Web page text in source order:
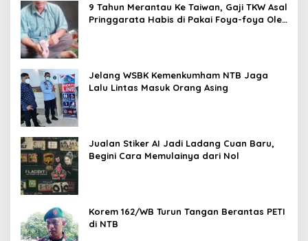
9 Tahun Merantau Ke Taiwan, Gaji TKW Asal
Pringgarata Habis di Pakai Foya-foya Oleh
Jelang WSBK Kemenkumham NTB Jaga
Lalu Lintas Masuk Orang Asing
Jualan Stiker AI Jadi Ladang Cuan Baru,
Begini Cara Memulainya dari Nol
Korem 162/WB Turun Tangan Berantas PETI
di NTB